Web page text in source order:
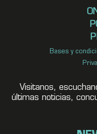
Bases y
Visitanos,
últimas noticias,